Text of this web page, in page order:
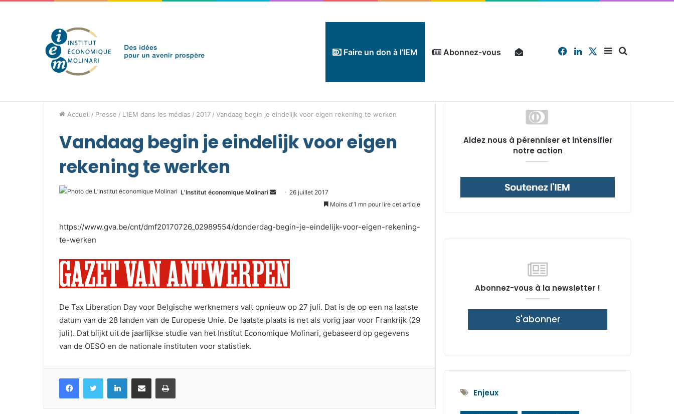
Faire un don à l’IEM Abonnez-vous Sidebar
X
Linkedin
Facebook
Accueil / Presse / L'IEM dans les médias / 2017 / Vandaag begin je eindelijk voor eigen rekening te werken
Vandaag begin je eindelijk voor eigen
rekening te werken
L’Institut économique Molinari
Envoyer26 juillet 2017
Moins d'1 mn pour lire cet article
https://www.gva.be/cnt/dmf20170726_02989554/donderdag-begin-je-eindelijk-voor-eigen-rekening-
te-werken
De Tax Liberation Day voor Belgische werknemers valt opnieuw op 27 juli. Dat is de op een na laatste
datum van de 28 landen van de Europese Unie. De laatste plaats is net als vorig jaar voor Frankrijk (29
juli). Dat blijkt uit de jaarlijkse studie van het Institut Economique Molinari, gebaseerd op gegevens
van de OESO en de nationale instituten voor statistiek.
FacebookTwitter LinkedinPartagez par mail Imprimez
Aidez nous à pérenniser et intensifier
notre action
Abonnez-vous à la newsletter !
S'abonner
Enjeux